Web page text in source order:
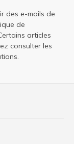
des e-mails de
de
articles
consulter les